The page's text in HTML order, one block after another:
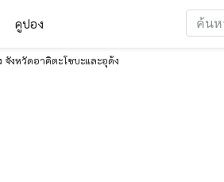
คูปอง
จังหวัดอาคิตะโซบะและอุด้ง